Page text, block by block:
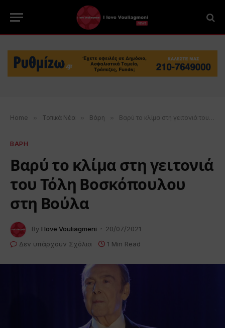
Home » Τοπικά Νέα » Βάρη » Βαρύ το κλίμα στη γειτονιά του Τόλη Βοσκόπουλου στη Βούλα
ΒΑΡΗ
Βαρύ το κλίμα στη γειτονιά
του Τόλη Βοσκόπουλου
στη Βούλα
By I love Vouliagmeni
20/07/2021
Δεν υπάρχουν Σχόλια
1 Min Read